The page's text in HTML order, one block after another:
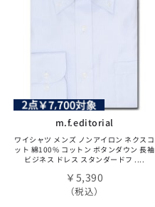
m.f.editorial
ワイシャツ メンズ ノンアイロン ネクスコ
ット 綿100% コットン ボタンダウン 長袖
ビジネス ドレス スタンダードフ ....
￥5,390
（税込）